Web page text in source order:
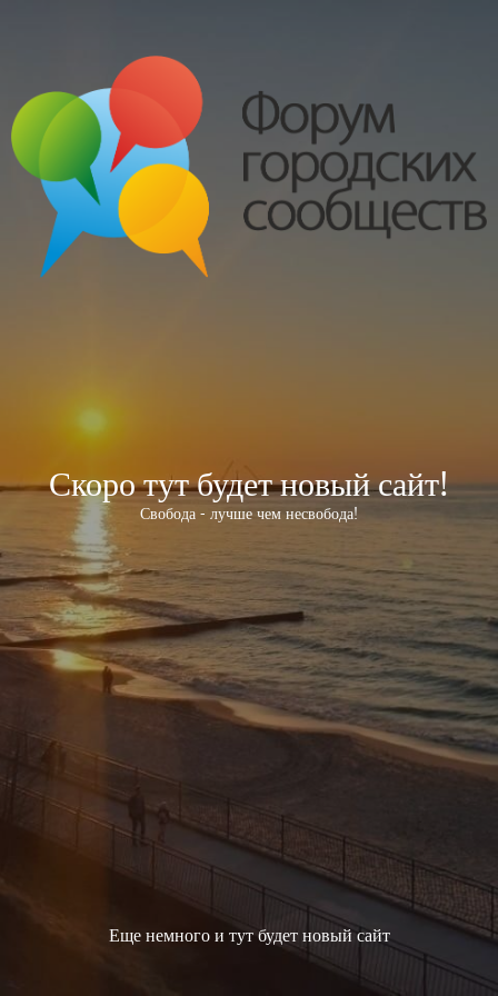
Скоро тут будет новый сайт!
Свобода - лучше чем несвобода!
Еще немного и тут будет новый сайт